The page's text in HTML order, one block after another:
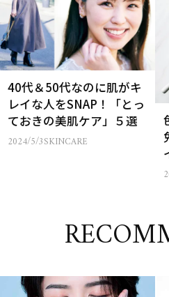
40代＆50代なのに肌がキ
レイな人をSNAP！「とっ
ておきの美肌ケア」５選
2024/5/3SKINCARE